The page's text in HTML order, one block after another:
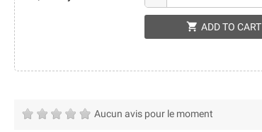
shopping_cart ADD TO CART
Aucun avis pour le moment